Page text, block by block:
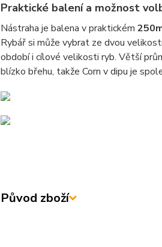
Praktické balení a možnost
Nástraha je balena v praktickém
Rybář si může vybrat ze dvou
období i cílové velikosti ryb. Větší
blízko břehu, takže Corn v dipu je
Původ zboží